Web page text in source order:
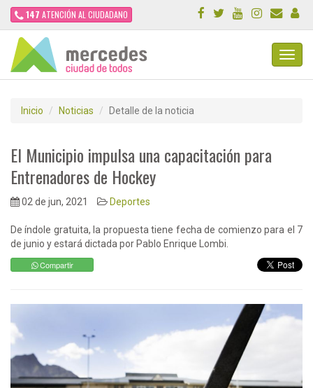
147 ATENCIÓN AL CIUDADANO
Inicio Noticias Detalle de la noticia
El Municipio impulsa una capacitación para
Entrenadores de Hockey
02 de jun, 2021 Deportes
De índole gratuita, la propuesta tiene fecha de comienzo para el 7
de junio y estará dictada por Pablo Enrique Lombi.
Compartir